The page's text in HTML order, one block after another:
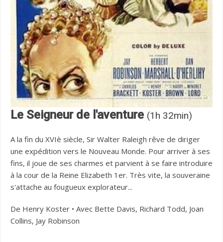
Le Seigneur de l'aventure (1h 32min)
A la fin du XVIè siècle, Sir Walter Raleigh rêve de diriger
une expédition vers le Nouveau Monde. Pour arriver à ses
fins, il joue de ses charmes et parvient à se faire introduire
à la cour de la Reine Elizabeth 1er. Très vite, la souveraine
s'attache au fougueux explorateur...
De Henry Koster • Avec Bette Davis, Richard Todd, Joan
Collins, Jay Robinson